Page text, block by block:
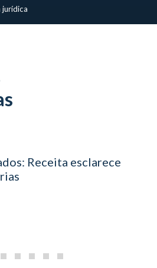
jurídica
Receita esclarece